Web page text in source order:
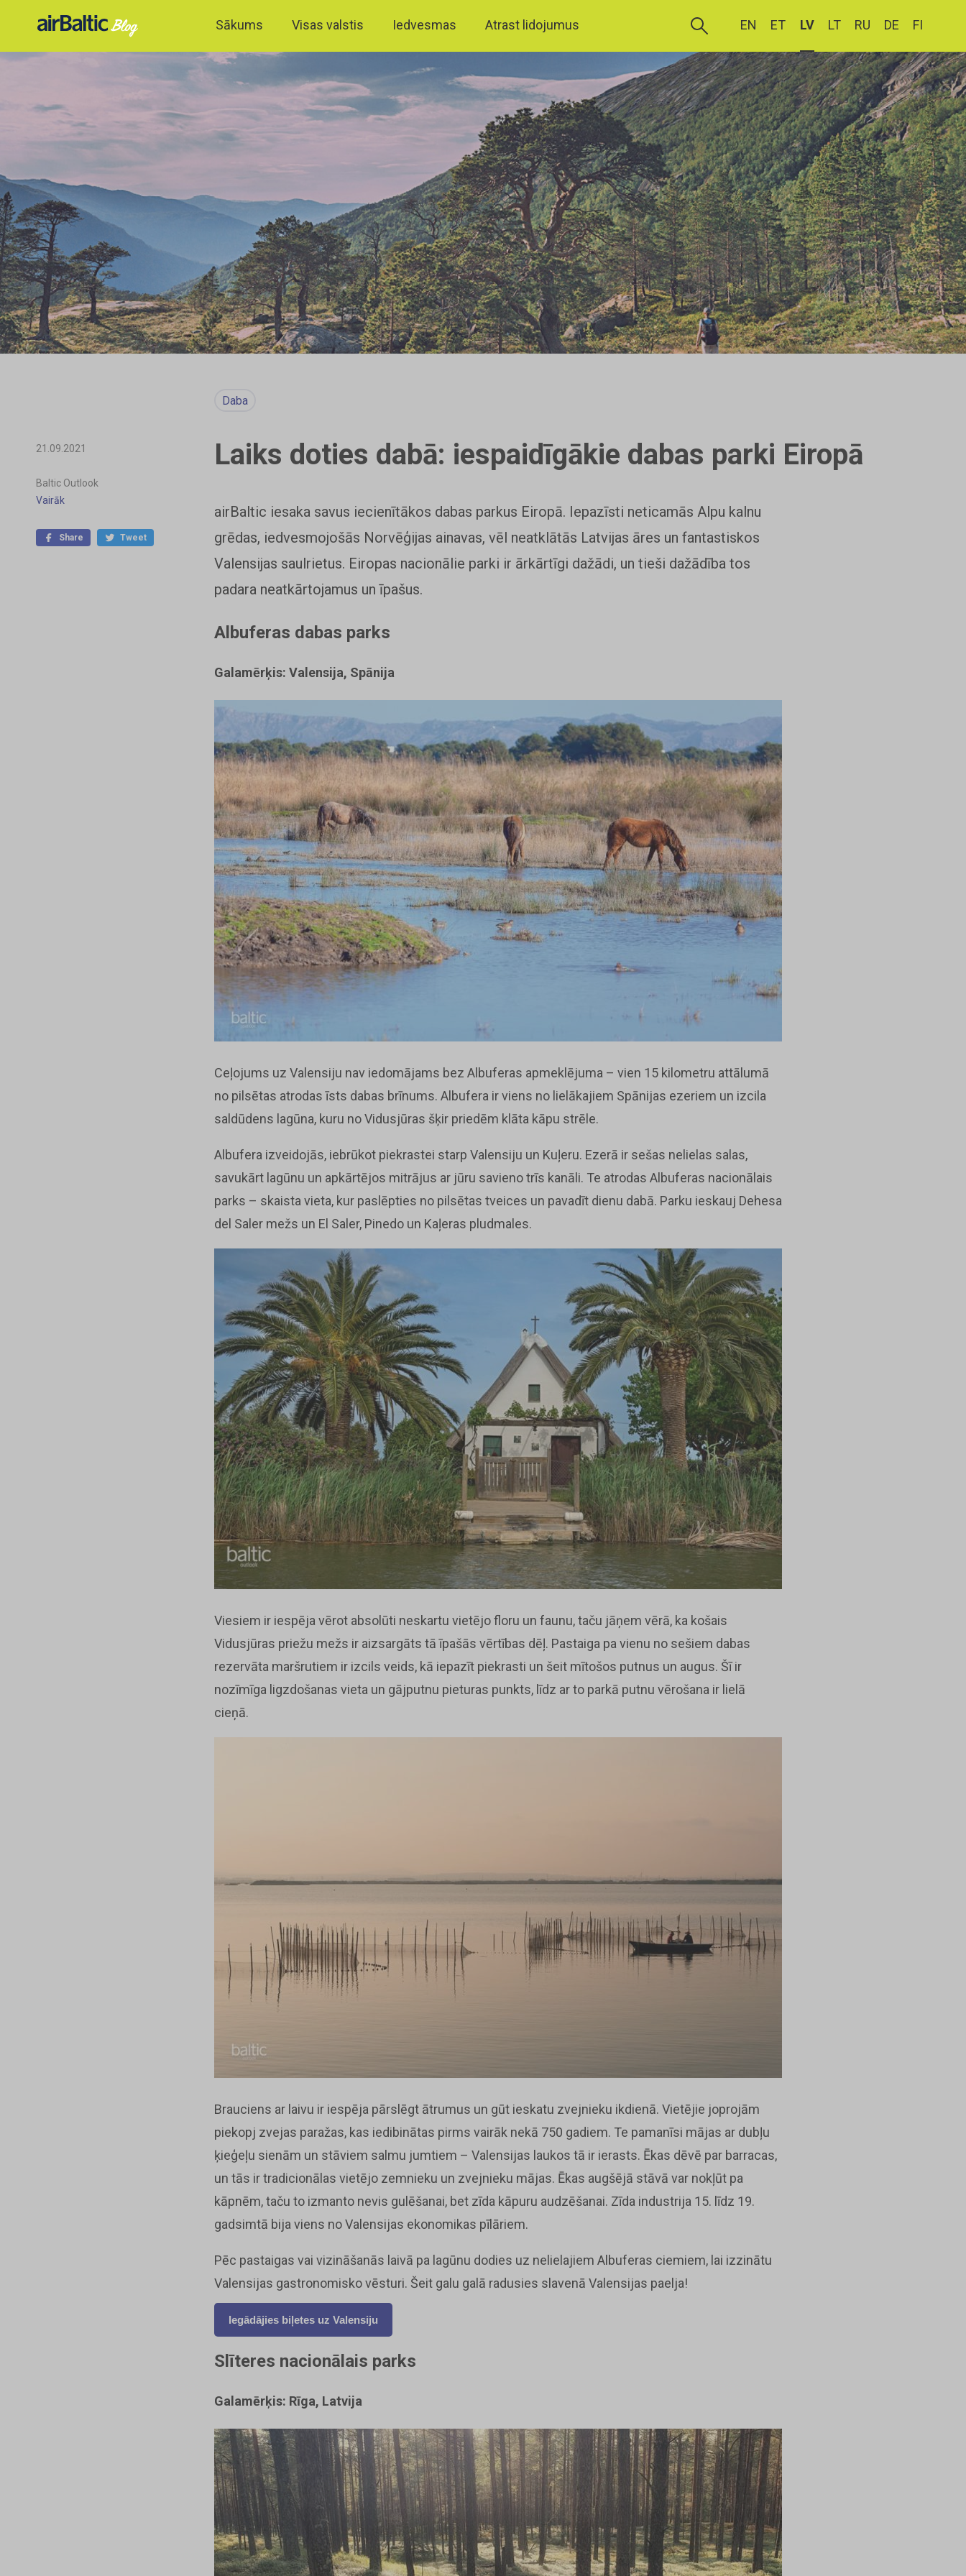
Sākums Visas valstis Iedvesmas Atrast lidojumus EN ET LV LT RU DE FI
21.09.2021
Baltic Outlook
Vairāk
Share Tweet
Daba
Laiks doties dabā: iespaidīgākie dabas parki Eiropā
airBaltic iesaka savus iecienītākos dabas parkus Eiropā. Iepazīsti neticamās Alpu kalnu
grēdas, iedvesmojošās Norvēģijas ainavas, vēl neatklātās Latvijas āres un fantastiskos
Valensijas saulrietus. Eiropas nacionālie parki ir ārkārtīgi dažādi, un tieši dažādība tos
padara neatkārtojamus un īpašus.
Albuferas dabas parks
Galamērķis: Valensija, Spānija
Ceļojums uz Valensiju nav iedomājams bez Albuferas apmeklējuma – vien 15 kilometru attālumā
no pilsētas atrodas īsts dabas brīnums. Albufera ir viens no lielākajiem Spānijas ezeriem un izcila
saldūdens lagūna, kuru no Vidusjūras šķir priedēm klāta kāpu strēle.
Albufera izveidojās, iebrūkot piekrastei starp Valensiju un Kuļeru. Ezerā ir sešas nelielas salas,
savukārt lagūnu un apkārtējos mitrājus ar jūru savieno trīs kanāli. Te atrodas Albuferas nacionālais
parks – skaista vieta, kur paslēpties no pilsētas tveices un pavadīt dienu dabā. Parku ieskauj Dehesa
del Saler mežs un El Saler, Pinedo un Kaļeras pludmales.
Viesiem ir iespēja vērot absolūti neskartu vietējo floru un faunu, taču jāņem vērā, ka košais
Vidusjūras priežu mežs ir aizsargāts tā īpašās vērtības dēļ. Pastaiga pa vienu no sešiem dabas
rezervāta maršrutiem ir izcils veids, kā iepazīt piekrasti un šeit mītošos putnus un augus. Šī ir
nozīmīga ligzdošanas vieta un gājputnu pieturas punkts, līdz ar to parkā putnu vērošana ir lielā
cieņā.
Brauciens ar laivu ir iespēja pārslēgt ātrumus un gūt ieskatu zvejnieku ikdienā. Vietējie joprojām
piekopj zvejas paražas, kas iedibinātas pirms vairāk nekā 750 gadiem. Te pamanīsi mājas ar dubļu
ķieģeļu sienām un stāviem salmu jumtiem – Valensijas laukos tā ir ierasts. Ēkas dēvē par barracas,
un tās ir tradicionālas vietējo zemnieku un zvejnieku mājas. Ēkas augšējā stāvā var nokļūt pa
kāpnēm, taču to izmanto nevis gulēšanai, bet zīda kāpuru audzēšanai. Zīda industrija 15. līdz 19.
gadsimtā bija viens no Valensijas ekonomikas pīlāriem.
Pēc pastaigas vai vizināšanās laivā pa lagūnu dodies uz nelielajiem Albuferas ciemiem, lai izzinātu
Valensijas gastronomisko vēsturi. Šeit galu galā radusies slavenā Valensijas paelja!
Iegādājies biļetes uz Valensiju
Slīteres nacionālais parks
Galamērķis: Rīga, Latvija